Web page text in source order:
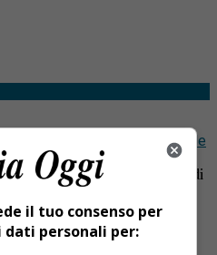
Fonte preferita su Google
di riparare una pompa di
lui è sceso nel
rimanendone ucciso
il tuo consenso per
personali per: